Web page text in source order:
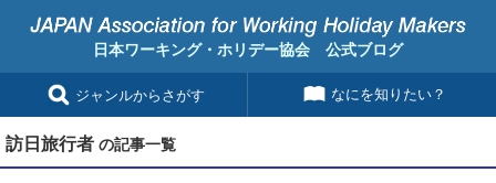
日本ワーキング・ホリデー協会 公式ブログ
ジャンルからさがす なにを知りたい？
訪日旅行者 の記事一覧